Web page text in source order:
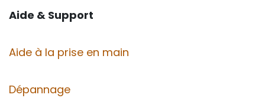
Aide & Support
Aide à la prise en main
Dépannage